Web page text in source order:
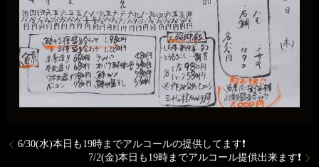
6/30(水)本日も19時までアルコールの提供してます❗
7/2(金)本日も19時までアルコール提供出来ます❗